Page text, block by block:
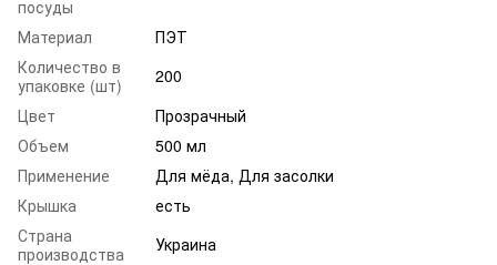
посуды
Материал
ПЭТ
Количество в
упаковке (шт)
200
Цвет
Прозрачный
Объем
500 мл
Применение
Для мёда, Для засолки
Крышка
есть
Страна
производства
Украина